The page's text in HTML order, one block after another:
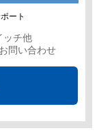
ート
ッチ他
問い合わせ